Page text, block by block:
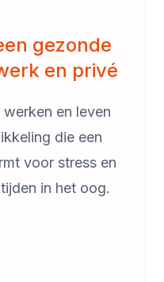
gezonde
en privé
en leven
die een
voor stress en
in het oog.